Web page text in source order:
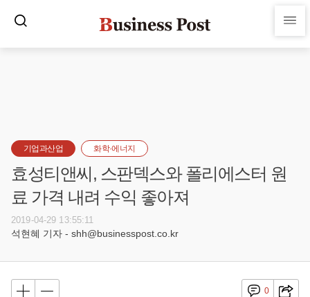
기업과산업 화학·에너지
효성티앤씨, 스판덱스와 폴리에스터 원
료 가격 내려 수익 좋아져
2019-04-29 13:55:11
석현혜 기자 - shh@businesspost.co.kr
0